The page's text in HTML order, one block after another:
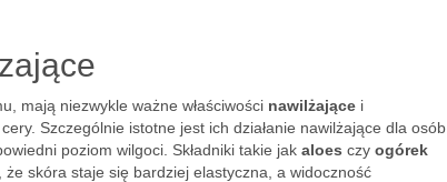
mają niezwykle ważne właściwości nawilżające i
Szczególnie istotne jest ich działanie nawilżające dla osób
poziom wilgoci. Składniki takie jak aloes czy ogórek
skóra staje się bardziej elastyczna, a widoczność